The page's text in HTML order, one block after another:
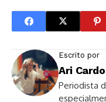
Escrito por
Ari
Periodista